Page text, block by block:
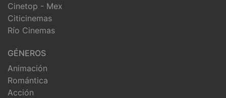
Cinetop - Mex
Citicinemas
Río Cinemas
GÉNEROS
Animación
Romántica
Acción